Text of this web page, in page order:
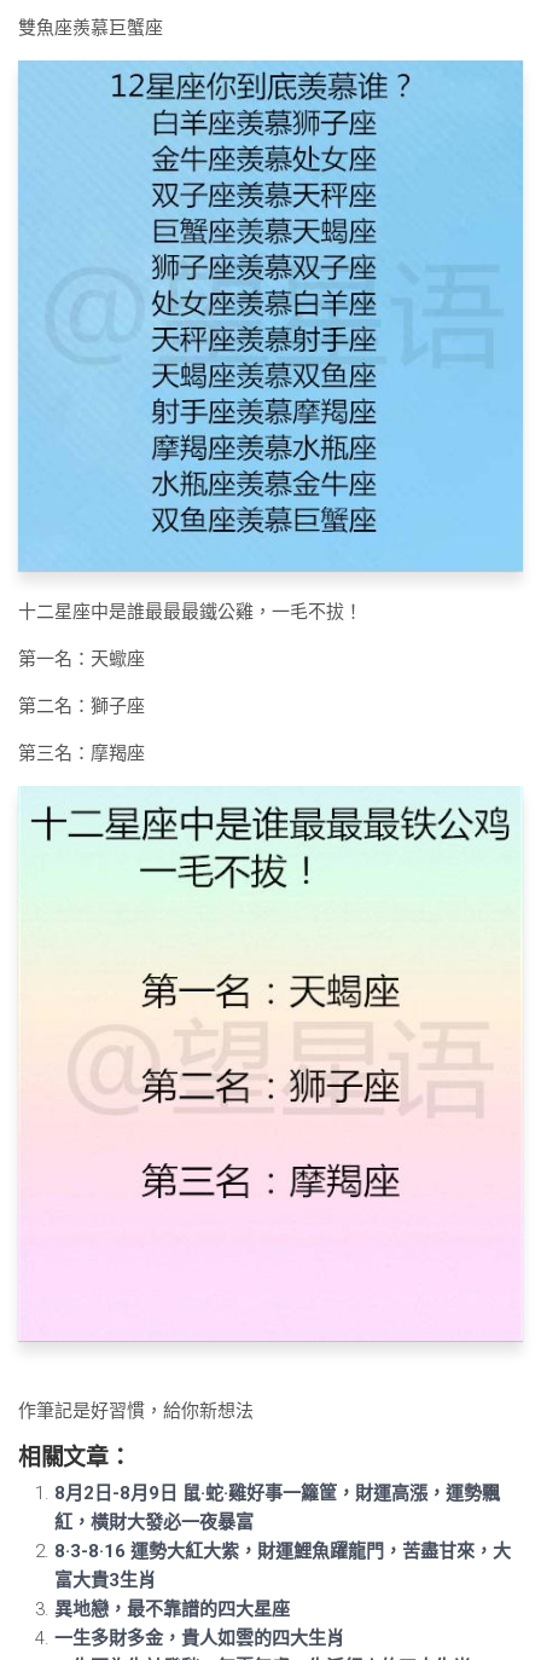
雙魚座羨慕巨蟹座
十二星座中是誰最最最鐵公雞，一毛不拔！
第一名：天蠍座
第二名：獅子座
第三名：摩羯座
作筆記是好習慣，給你新想法
相關文章：
8月2日-8月9日 鼠·蛇·雞好事一籮筐，財運高漲，運勢飄
紅，橫財大發必一夜暴富
8·3-8·16 運勢大紅大紫，財運鯉魚躍龍門，苦盡甘來，大
富大貴3生肖
異地戀，最不靠譜的四大星座
一生多財多金，貴人如雲的四大生肖